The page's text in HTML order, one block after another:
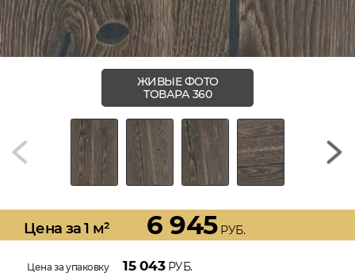
ЖИВЫЕ ФОТО
ТОВАРА 360
Цена за 1 м² 6 945РУБ.
Цена за упаковку 15 043РУБ.